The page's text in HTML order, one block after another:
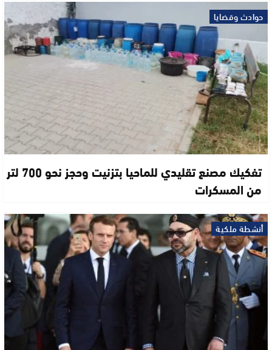
حوادث وقضايا
تفكيك مصنع تقليدي للماحيا بتزنيت وحجز نحو 700 لتر
من المسكرات
أنشطة ملكية